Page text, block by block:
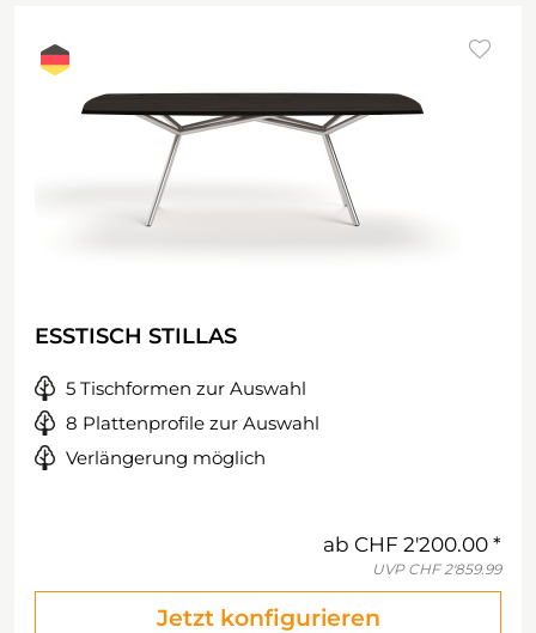
ESSTISCH STILLAS
5 Tischformen zur Auswahl
8 Plattenprofile zur Auswahl
Verlängerung möglich
ab CHF 2'200.00
UVP CHF 2'859.99
Jetzt konfigurieren